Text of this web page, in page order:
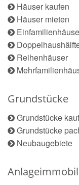
Häuser kaufen
Häuser mieten
Reihenhäuser
Grundstücke
Grundstücke
Grundstücke
Neubaugebiete